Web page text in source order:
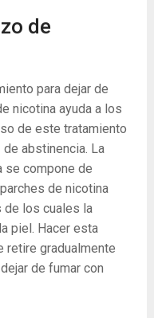
de
para dejar de
nicotina ayuda a los
de este tratamiento
abstinencia. La
se compone de
de nicotina
de los cuales la
piel. Hacer esta
retire gradualmente
de fumar con